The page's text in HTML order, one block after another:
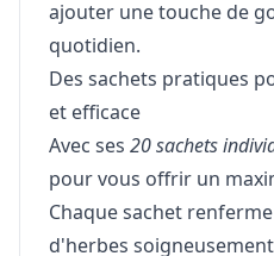
ajouter une touche de
quotidien.
Des sachets pratiques
et efficace
Avec ses 20 sachets
pour vous offrir un
Chaque sachet
d'herbes